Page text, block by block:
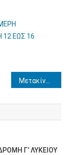
12 ΕΩΣ 16
Γ’ ΛΥΚΕΙΟΥ